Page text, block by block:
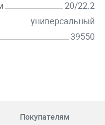
20/22.2
универсальный
39550
Покупателям